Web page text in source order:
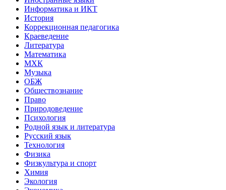
Информатика и ИКТ
История
Коррекционная педагогика
Краеведение
Литература
Математика
МХК
Музыка
ОБЖ
Обществознание
Право
Природоведение
Психология
Родной язык и литература
Русский язык
Технология
Физика
Физкультура и спорт
Химия
Экология